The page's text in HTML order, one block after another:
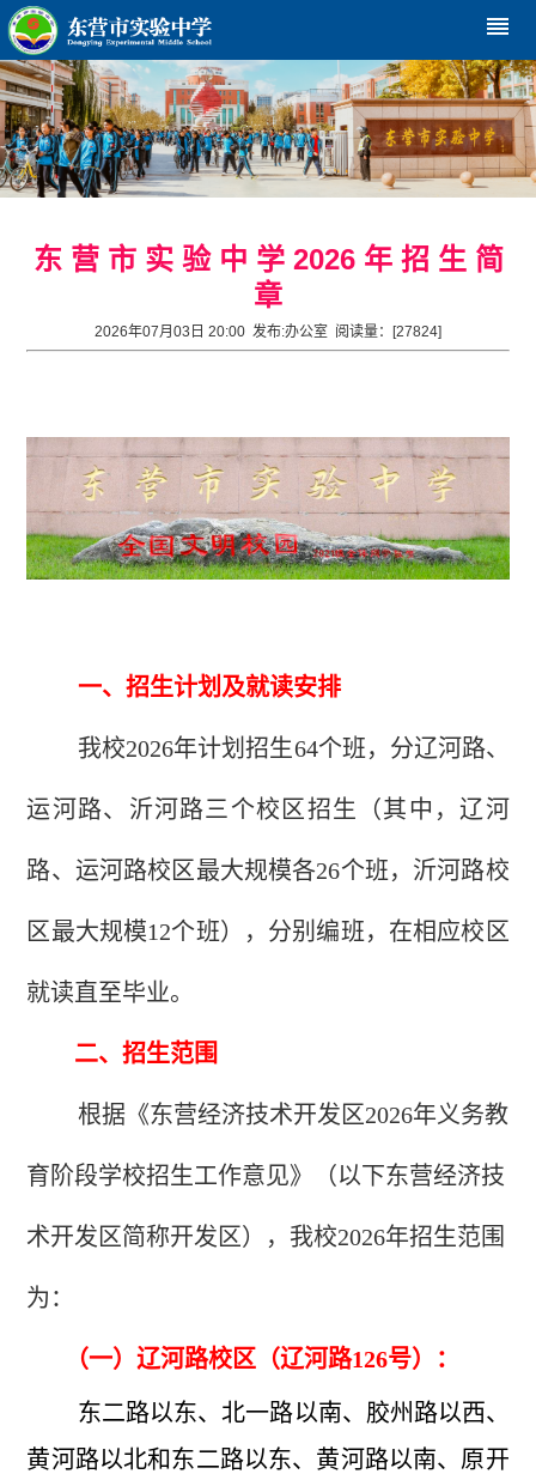
reorder
东 营 市 实 验 中 学 2026 年 招 生 简
章
2026年07月03日 20:00 发布:办公室 阅读量：[27824]
一、招生计划及就读安排
我校2026年计划招生64个班，分辽河路、
运河路、沂河路三个校区招生（其中，辽河
路、运河路校区最大规模各26个班，沂河路校
区最大规模12个班），分别编班，在相应校区
就读直至毕业。
二、招生范围
根据《东营经济技术开发区2026年义务教
育阶段学校招生工作意见》（以下东营经济技
术开发区简称开发区），我校2026年招生范围
为：
（一）辽河路校区（辽河路126号） ：
东二路以东、北一路以南、胶州路以西、
黄河路以北和东二路以东、黄河路以南、原开